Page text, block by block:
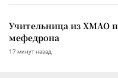
Учительница из ХМАО
мефедрона
17 минут назад